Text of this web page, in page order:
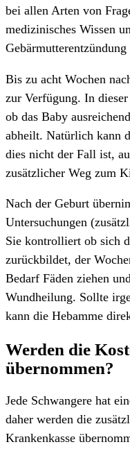
bei allen Arten von
medizinisches Wissen
Bis zu acht Wochen
zur Verfügung. In
ob das Baby
abheilt. Natürlich kann
dies nicht der Fall ist,
zusätzlicher Weg zum
Nach der Geburt
Untersuchungen
Sie kontrolliert ob sich
zurückbildet, der
Bedarf Fäden ziehen
Wundheilung. Sollte
kann die Hebamme
Werden die
übernommen?
Jede Schwangere hat
daher werden die
Krankenkasse